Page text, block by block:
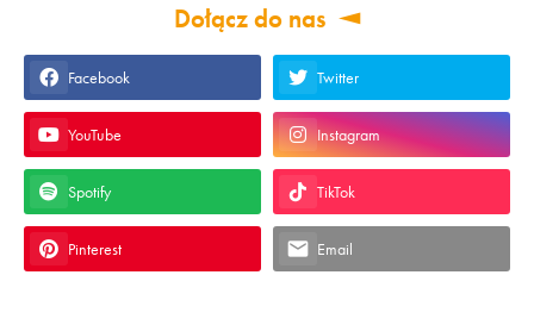
Dołącz do nas
Facebook Twitter
YouTube Instagram
Spotify TikTok
Pinterest Email